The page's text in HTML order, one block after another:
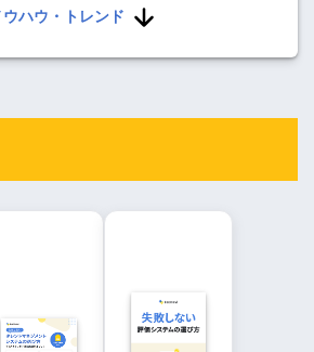
ウハウ・トレンド